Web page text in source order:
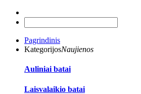
Pagrindinis
KategorijosNaujienos
Auliniai batai
Laisvalaikio batai